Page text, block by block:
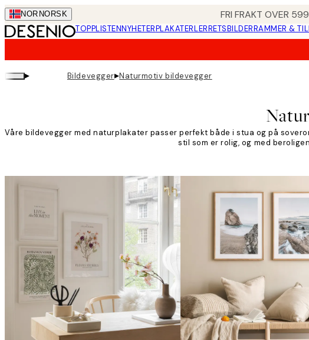
Skip
to
main
NOR NORSK FRI FRAKT OVER
TOPPLISTENNYHETERPLAKATERLERRETSBILDERRAMMER &
▸ Bildevegger▸Naturmotiv bildevegger
Våre bildevegger med naturplakater passer perfekt både i stua og på
stil som er rolig, og med